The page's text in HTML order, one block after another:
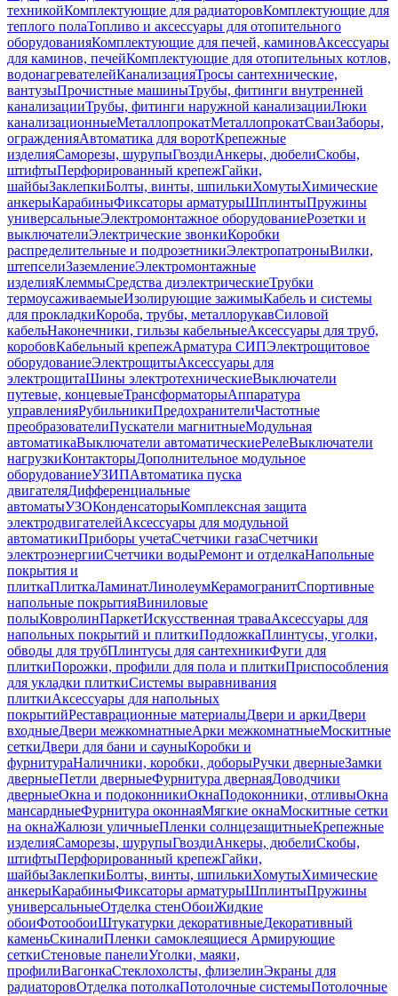
техникойКомплектующие для радиаторовКомплектующие для
теплого полаТопливо и аксессуары для отопительного
оборудованияКомплектующие для печей, каминовАксессуары
для каминов, печейКомплектующие для отопительных котлов,
водонагревателейКанализацияТросы сантехнические,
вантузыПрочистные машиныТрубы, фитинги внутренней
канализацииТрубы, фитинги наружной канализацииЛюки
канализационныеМеталлопрокатМеталлопрокатСваиЗаборы,
огражденияАвтоматика для воротКрепежные
изделияСаморезы, шурупыГвоздиАнкеры, дюбелиСкобы,
штифтыПерфорированный крепежГайки,
шайбыЗаклепкиБолты, винты, шпилькиХомутыХимические
анкерыКарабиныФиксаторы арматурыШплинтыПружины
универсальныеЭлектромонтажное оборудованиеРозетки и
выключателиЭлектрические звонкиКоробки
распределительные и подрозетникиЭлектропатроныВилки,
штепселиЗаземлениеЭлектромонтажные
изделияКлеммыСредства диэлектрическиеТрубки
термоусаживаемыеИзолирующие зажимыКабель и системы
для прокладкиКороба, трубы, металлорукавСиловой
кабельНаконечники, гильзы кабельныеАксессуары для труб,
коробовКабельный крепежАрматура СИПЭлектрощитовое
оборудованиеЭлектрощитыАксессуары для
электрощитаШины электротехническиеВыключатели
путевые, концевыеТрансформаторыАппаратура
управленияРубильникиПредохранителиЧастотные
преобразователиПускатели магнитныеМодульная
автоматикаВыключатели автоматическиеРелеВыключатели
нагрузкиКонтакторыДополнительное модульное
оборудованиеУЗИПАвтоматика пуска
двигателяДифференциальные
автоматыУЗОКонденсаторыКомплексная защита
электродвигателейАксессуары для модульной
автоматикиПриборы учетаСчетчики газаСчетчики
электроэнергииСчетчики водыРемонт и отделкаНапольные
покрытия и
плиткаПлиткаЛаминатЛинолеумКерамогранитСпортивные
напольные покрытияВиниловые
полыКовролинПаркетИскусственная траваАксессуары для
напольных покрытий и плиткиПодложкаПлинтусы, уголки,
обводы для трубПлинтусы для сантехникиФуги для
плиткиПорожки, профили для пола и плиткиПриспособления
для укладки плиткиСистемы выравнивания
плиткиАксессуары для напольных
покрытийРеставрационные материалыДвери и аркиДвери
входныеДвери межкомнатныеАрки межкомнатныеМоскитные
сеткиДвери для бани и сауныКоробки и
фурнитураНаличники, коробки, доборыРучки дверныеЗамки
дверныеПетли дверныеФурнитура двернаяДоводчики
дверныеОкна и подоконникиОкнаПодоконники, отливыОкна
мансардныеФурнитура оконнаяМягкие окнаМоскитные сетки
на окнаЖалюзи уличныеПленки солнцезащитныеКрепежные
изделияСаморезы, шурупыГвоздиАнкеры, дюбелиСкобы,
штифтыПерфорированный крепежГайки,
шайбыЗаклепкиБолты, винты, шпилькиХомутыХимические
анкерыКарабиныФиксаторы арматурыШплинтыПружины
универсальныеОтделка стенОбоиЖидкие
обоиФотообоиШтукатурки декоративныеДекоративный
каменьСкиналиПленки самоклеящиеся Армирующие
сеткиСтеновые панелиУголки, маяки,
профилиВагонкаСтеклохолсты, флизелинЭкраны для
радиаторовОтделка потолкаПотолочные системыПотолочные